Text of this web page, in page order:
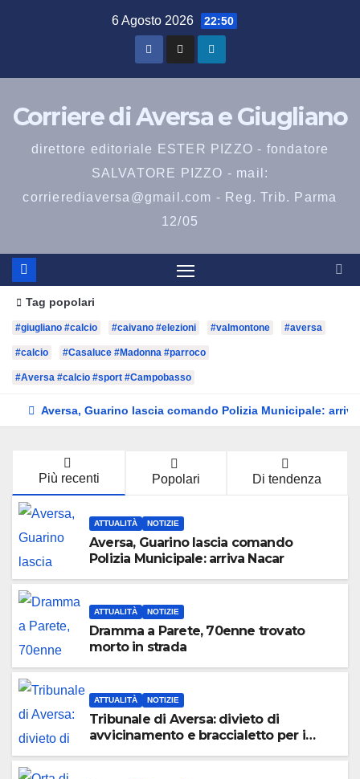
6 Agosto 2026 22:50
Corriere di Aversa e Giugliano
direttore editoriale ESTER PIZZO - fondatore
SALVATORE PIZZO - mail:
corrierediaversa@gmail.com - Reg. Trib. Parma
12/05
Tag popolari
#giugliano #calcio #caivano #elezioni #valmontone #aversa
#calcio #Casaluce #Madonna #parroco
#Aversa #calcio #sport #Campobasso
Aversa, Guarino lascia comando Polizia Municipale:
Più recenti Popolari Di tendenza
ATTUALITÀ NOTIZIE
Aversa, Guarino lascia comando
Polizia Municipale: arriva Nacar
ATTUALITÀ NOTIZIE
Dramma a Parete, 70enne trovato
morto in strada
ATTUALITÀ NOTIZIE
Tribunale di Aversa: divieto di
avvicinamento e braccialetto per i